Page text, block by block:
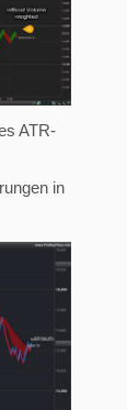
ATR-
in